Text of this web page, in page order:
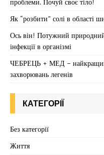
Як “розбити” солі в області
Ось він! Потужний
інфекції в організмі
ЧЕБРЕЦЬ + МЕД – найкращий
захворювань легенів
КАТЕГОРІЇ
Без категорії
Життя